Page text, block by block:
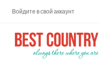
Войдите в свой аккаунт